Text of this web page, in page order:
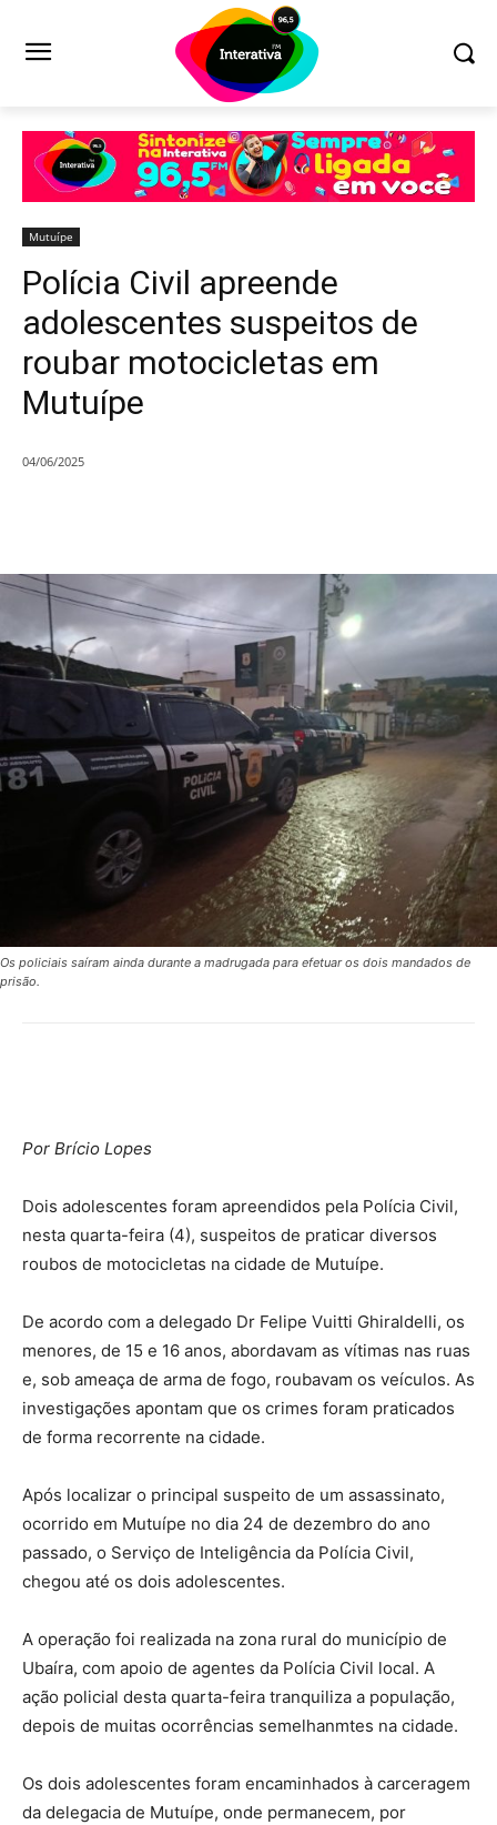
Mutuípe
Polícia Civil apreende
adolescentes suspeitos de
roubar motocicletas em
Mutuípe
04/06/2025
Os policiais saíram ainda durante a madrugada para efetuar os dois mandados de
prisão.
Por Brício Lopes
Dois adolescentes foram apreendidos pela Polícia Civil,
nesta quarta-feira (4), suspeitos de praticar diversos
roubos de motocicletas na cidade de Mutuípe.
De acordo com a delegado Dr Felipe Vuitti Ghiraldelli, os
menores, de 15 e 16 anos, abordavam as vítimas nas ruas
e, sob ameaça de arma de fogo, roubavam os veículos. As
investigações apontam que os crimes foram praticados
de forma recorrente na cidade.
Após localizar o principal suspeito de um assassinato,
ocorrido em Mutuípe no dia 24 de dezembro do ano
passado, o Serviço de Inteligência da Polícia Civil,
chegou até os dois adolescentes.
A operação foi realizada na zona rural do município de
Ubaíra, com apoio de agentes da Polícia Civil local. A
ação policial desta quarta-feira tranquiliza a população,
depois de muitas ocorrências semelhanmtes na cidade.
Os dois adolescentes foram encaminhados à carceragem
da delegacia de Mutuípe, onde permanecem, por